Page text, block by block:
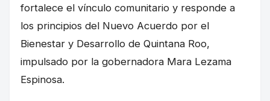
fortalece el vínculo comunitario y responde a
los principios del Nuevo Acuerdo por el
Bienestar y Desarrollo de Quintana Roo,
impulsado por la gobernadora Mara Lezama
Espinosa.